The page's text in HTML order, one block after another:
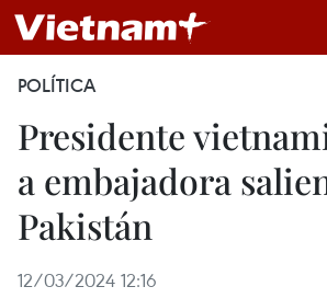
POLÍTICA
Presidente
a embajadora
Pakistán
12/03/2024 12:16